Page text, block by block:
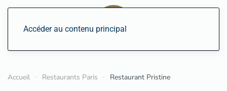
Accéder au contenu principal
Accueil Restaurants Paris Restaurant Pristine